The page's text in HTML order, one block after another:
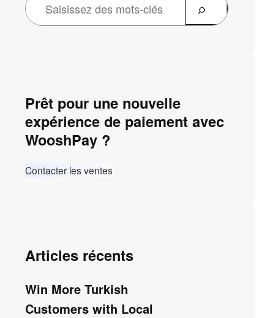
Prêt pour une nouvelle
expérience de paiement avec
WooshPay ?
Contacter les ventes
Articles récents
Win More Turkish
Customers with Local